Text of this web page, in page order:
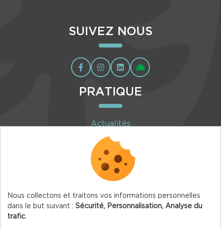
SUIVEZ NOUS
PRATIQUE
Actualités
Agenda
Inscription à la newsletter
Nous collectons et traitons vos informations personnelles
dans le but suivant : Sécurité, Personnalisation, Analyse du
trafic.